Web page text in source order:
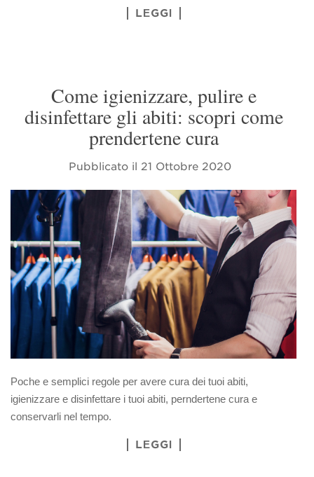
LEGGI
Come igienizzare, pulire e
disinfettare gli abiti: scopri come
prendertene cura
Pubblicato il 21 Ottobre 2020
Poche e semplici regole per avere cura dei tuoi abiti,
igienizzare e disinfettare i tuoi abiti, perndertene cura e
conservarli nel tempo.
LEGGI